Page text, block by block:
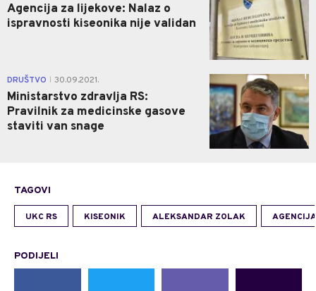
Agencija za lijekove: Nalaz o
ispravnosti kiseonika nije validan
DRUŠTVO 30.09.2021.
Ministarstvo zdravlja RS:
Pravilnik za medicinske gasove
staviti van snage
1
TAGOVI
UKC RS KISEONIK ALEKSANDAR ZOLAK
PODIJELI